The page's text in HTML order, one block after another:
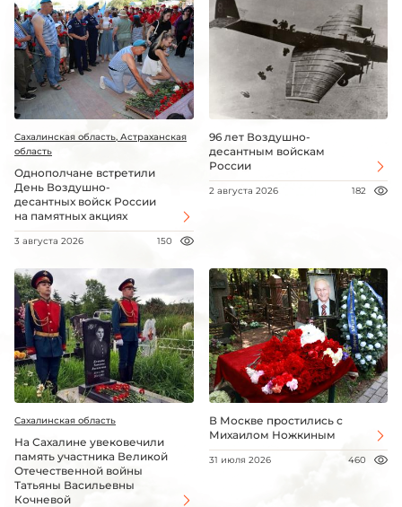
Сахалинская область, Астраханская
область
Однополчане встретили
День Воздушно-
десантных войск России
на памятных акциях
3 августа 2026 150
96 лет Воздушно-
десантным войскам
России
2 августа 2026 182
Сахалинская область
На Сахалине увековечили
память участника Великой
Отечественной войны
Татьяны Васильевны
Кочневой
В Москве простились с
Михаилом Ножкиным
31 июля 2026 460